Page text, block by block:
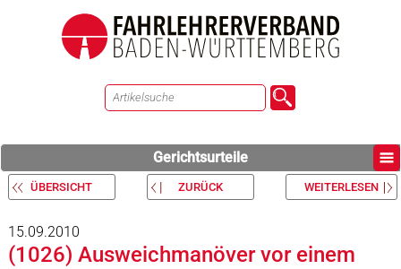
Gerichtsurteile
ÜBERSICHT ZURÜCK WEITERLESEN
15.09.2010
(1026) Ausweichmanöver vor einem